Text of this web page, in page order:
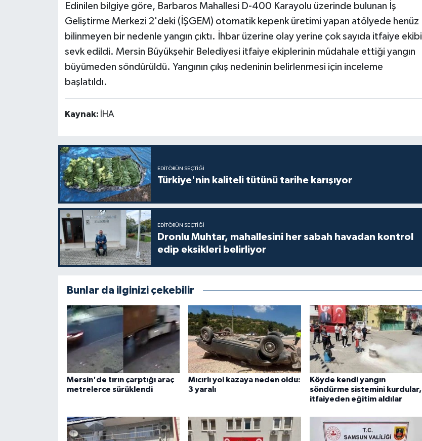
Edinilen bilgiye göre, Barbaros Mahallesi D-400 Karayolu üzerinde bulunan İş
Geliştirme Merkezi 2'deki (İŞGEM) otomatik kepenk üretimi yapan atölyede henüz
bilinmeyen bir nedenle yangın çıktı. İhbar üzerine olay yerine çok sayıda itfaiye ekibi
sevk edildi. Mersin Büyükşehir Belediyesi itfaiye ekiplerinin müdahale ettiği yangın
büyümeden söndürüldü. Yangının çıkış nedeninin belirlenmesi için inceleme
başlatıldı.
Kaynak: İHA
EDITÖRÜN SEÇTIĞI
Türkiye'nin kaliteli tütünü tarihe karışıyor
EDITÖRÜN SEÇTIĞI
Dronlu Muhtar, mahallesini her sabah havadan kontrol
edip eksikleri belirliyor
Bunlar da ilginizi çekebilir
Mersin'de tırın çarptığı araç
metrelerce sürüklendi
Mıcırlı yol kazaya neden oldu:
3 yaralı
Köyde kendi yangın
söndürme sistemini kurdular,
itfaiyeden eğitim aldılar